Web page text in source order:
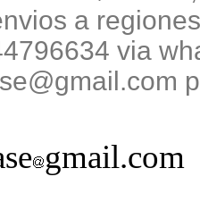
a
via
gmail.com